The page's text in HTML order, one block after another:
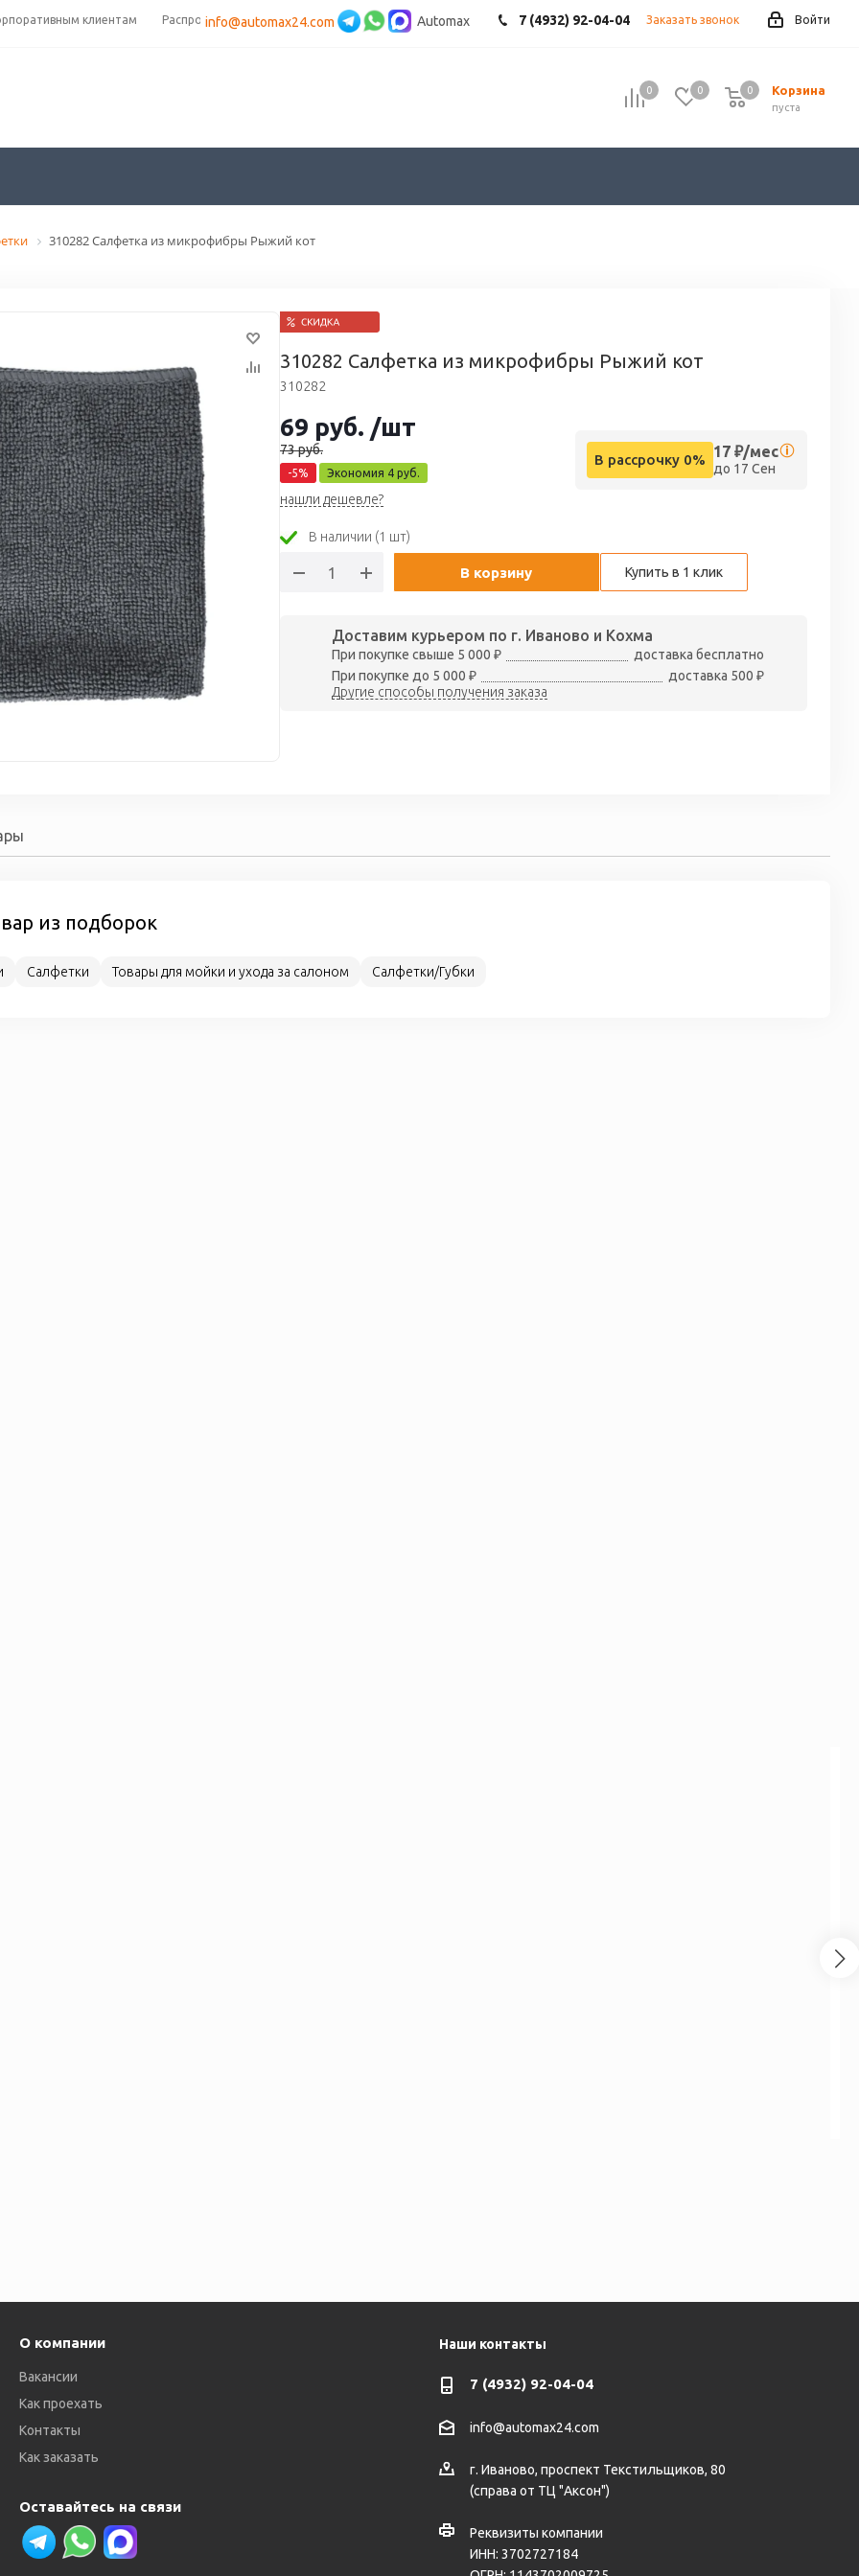
клиентам Распродажа Войти
7 (4932) 92-04-04 Заказать звонок
info@automax24.com Automax
0 0 Корзина
пуста
0
310282 Салфетка из микрофибры Рыжий кот
310282 Салфетка из микрофибры Рыжий кот
310282
69 руб. /шт
73руб.
-5% Экономия 4руб.
нашли дешевле?
В рассрочку 0% 17 ₽/мес
до 17 Сен
В наличии (1 шт)
В корзину Купить в 1 клик
Доставим курьером по г. Иваново и Кохма
При покупке свыше 5 000 ₽
доставка бесплатно
При покупке до 5 000 ₽
доставка 500 ₽
Другие способы получения заказа
из подборок
Салфетки Товары для мойки и ухода за салоном Салфетки/Губки
О компании
Вакансии
Как проехать
Контакты
Как заказать
Оставайтесь на связи
Наши контакты
7 (4932) 92-04-04
info@automax24.com
г. Иваново, проспект Текстильщиков, 80
(справа от ТЦ "Аксон")
Реквизиты компании
ИНН: 3702727184